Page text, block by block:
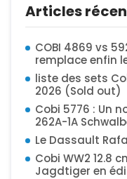
Articles
COBI 4869 vs
remplace enfin
liste des sets
2026 (Sold out)
Cobi 5776 : Un
262A-1A
Le Dassault
Cobi WW2 12.8
Jagdtiger en